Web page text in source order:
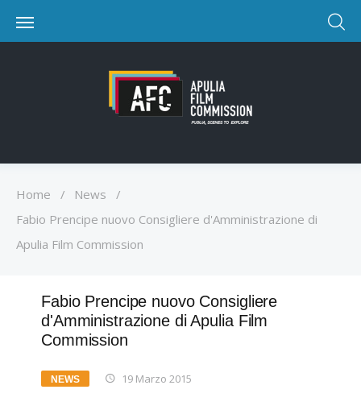
Home / News
/
Fabio Prencipe nuovo Consigliere d'Amministrazione di
Apulia Film Commission
Fabio Prencipe nuovo Consigliere
d'Amministrazione di Apulia Film
Commission
NEWS 19 Marzo 2015